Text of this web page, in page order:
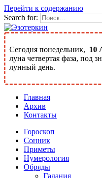
Перейти к содержанию
Search for:
Сегодня понедельник, 10
луна четвертая фаза, под
лунный день.
Главная
Архив
Контакты
Гороскоп
Сонник
Приметы
Нумерология
Обряды
Гадания